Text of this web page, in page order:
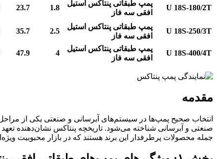
U 18S-180/2T
پمپ طبقاتی پنتاکس استیل
افقی سه فاز
1.8
23.7
U 18S-250/3T
پمپ طبقاتی پنتاکس استیل
افقی سه فاز
2.5
35.7
U 18S-400/4T
پمپ طبقاتی پنتاکس استیل
افقی سه فاز
4
47.9
مقدمه
انتخاب صحیح پمپ‌ها در سیستم‌های آبرسانی و صنعتی یکی از
جمله محصولات پرطرفدار این برند هستند که در بازار محبوبیت